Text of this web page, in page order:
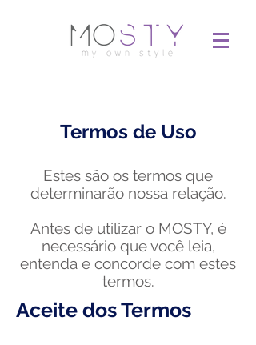
Termos de Uso
Estes são os termos que
determinarão nossa relação.
Antes de utilizar o MOSTY, é
necessário que você leia,
entenda e concorde com estes
termos.
Aceite dos Termos